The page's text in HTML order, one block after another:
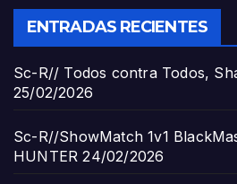
ENTRADAS RECIENTES
Sc-R// Todos contra Todos,
25/02/2026
Sc-R//ShowMatch 1v1
HUNTER 24/02/2026